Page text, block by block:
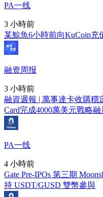
PA一线
3 小時前
某鯨魚6小時前向KuCoin充
融资周报
3 小時前
融資週報 | 萬事達卡收購
Card完成4000萬美元戰略
PA一线
4 小時前
Gate Pre-IPOs 第三期
持 USDT/GUSD 雙幣參與